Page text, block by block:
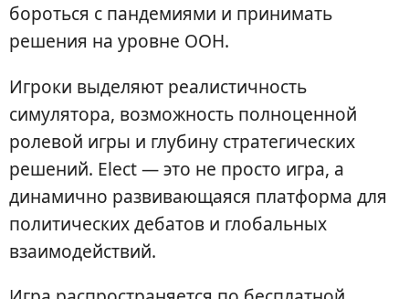
бороться с пандемиями и принимать
решения на уровне ООН.
Игроки выделяют реалистичность
симулятора, возможность полноценной
ролевой игры и глубину стратегических
решений. Elect — это не просто игра, а
динамично развивающаяся платформа для
политических дебатов и глобальных
взаимодействий.